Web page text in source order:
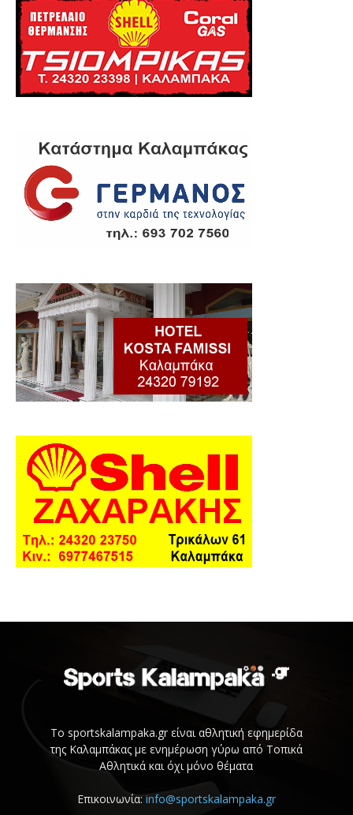
Το sportskalampaka.gr είναι αθλητική εφημερίδα
της Καλαμπάκας με ενημέρωση γύρω από Τοπικά
Αθλητικά και όχι μόνο θέματα
Επικοινωνία: info@sportskalampaka.gr